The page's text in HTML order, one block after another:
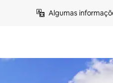
Algumas